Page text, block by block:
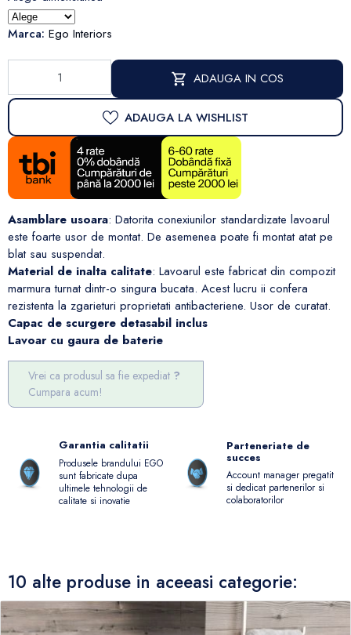
Marca: Ego Interiors
ADAUGA IN COS
ADAUGA LA WISHLIST
Asamblare usoara: Datorita conexiunilor standardizate lavoarul
este foarte usor de montat. De asemenea poate fi montat atat pe
blat sau suspendat.
Material de inalta calitate: Lavoarul este fabricat din compozit
marmura turnat dintr-o singura bucata. Acest lucru ii confera
rezistenta la zgarieturi proprietati antibacteriene. Usor de curatat.
Capac de scurgere detasabil inclus
Lavoar cu gaura de baterie
Vrei ca produsul sa fie expediat
Cumpara acum!
Garantia calitatii
Produsele brandului EGO
sunt fabricate dupa
ultimele tehnologii de
calitate si inovatie
Parteneriate de
succes
Account manager pregatit
si dedicat partenerilor si
colaboratorilor
10 alte produse in aceeasi categorie: